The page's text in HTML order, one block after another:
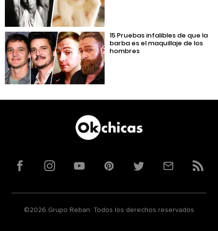
15 Pruebas infalibles de que la
barba es el maquillaje de los
hombres
FacebookInstagramYouTubePinterestTwitterCorreoRSS
©2026 Grupo Reban. Todos los derechos reservados